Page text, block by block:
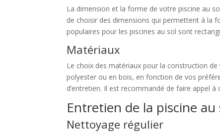
La dimension et la forme de votre piscine au
de choisir des dimensions qui permettent à la
populaires pour les piscines au sol sont
Matériaux
Le choix des matériaux pour la construction
polyester ou en bois, en fonction de vos
d’entretien. Il est recommandé de faire appel
Entretien de la piscine au
Nettoyage régulier